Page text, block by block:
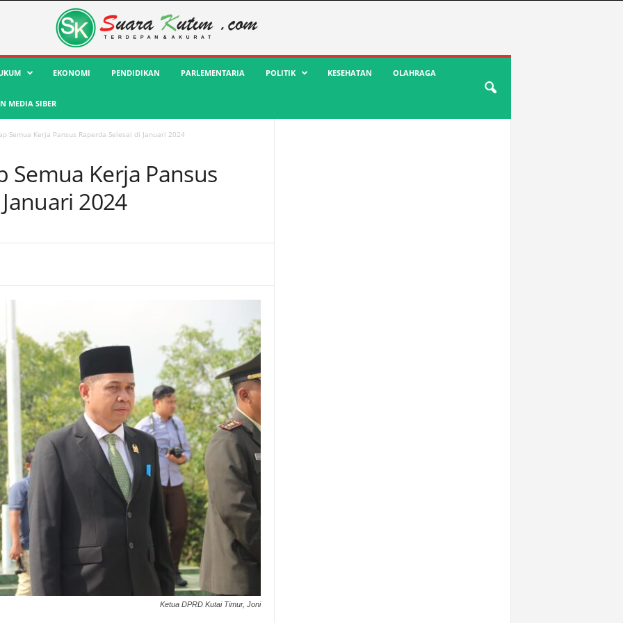
EKONOMI PENDIDIKAN PARLEMENTARIA POLITIK KESEHATAN OLAHRAGA
MEDIA SIBER
Semua Kerja Pansus Raperda Selesai di Januari 2024
Semua Kerja Pansus
2024
Ketua DPRD Kutai Timur, Joni